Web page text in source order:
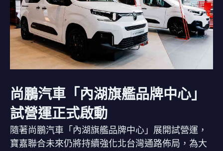
尚鵬汽車「內湖旗艦品牌中心」
試營運正式啟動
隨著尚鵬汽車「內湖旗艦品牌中心」展開試營運，
寶嘉聯合未來仍將持續強化北台灣通路佈局，為大